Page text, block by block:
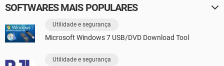
SOFTWARES MAIS POPULARES
Utilidade e segurança
Microsoft Windows 7 USB/DVD Download Tool
Utilidade e segurança